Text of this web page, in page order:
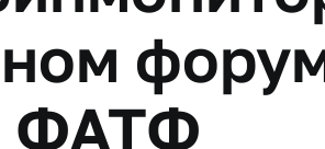
ФАТФ